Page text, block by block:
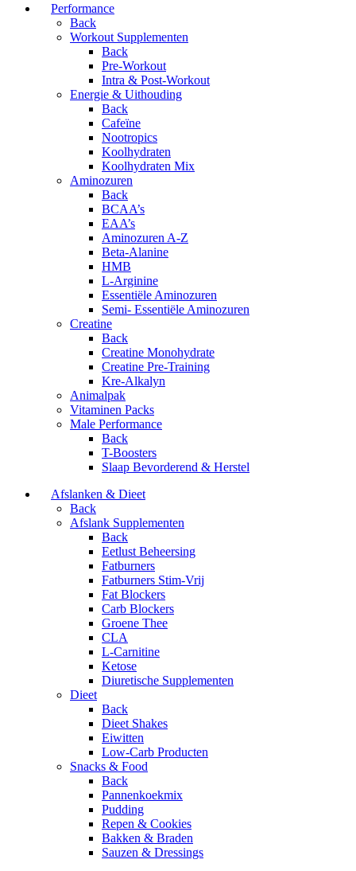
Performance
Back
Workout Supplementen
Back
Pre-Workout
Intra & Post-Workout
Energie & Uithouding
Back
Cafeïne
Nootropics
Koolhydraten
Koolhydraten Mix
Aminozuren
Back
BCAA’s
EAA’s
Aminozuren A-Z
Beta-Alanine
HMB
L-Arginine
Essentiële Aminozuren
Semi- Essentiële Aminozuren
Creatine
Back
Creatine Monohydrate
Creatine Pre-Training
Kre-Alkalyn
Animalpak
Vitaminen Packs
Male Performance
Back
T-Boosters
Slaap Bevorderend & Herstel
Afslanken & Dieet
Back
Afslank Supplementen
Back
Eetlust Beheersing
Fatburners
Fatburners Stim-Vrij
Fat Blockers
Carb Blockers
Groene Thee
CLA
L-Carnitine
Ketose
Diuretische Supplementen
Dieet
Back
Dieet Shakes
Eiwitten
Low-Carb Producten
Snacks & Food
Back
Pannenkoekmix
Pudding
Repen & Cookies
Bakken & Braden
Sauzen & Dressings